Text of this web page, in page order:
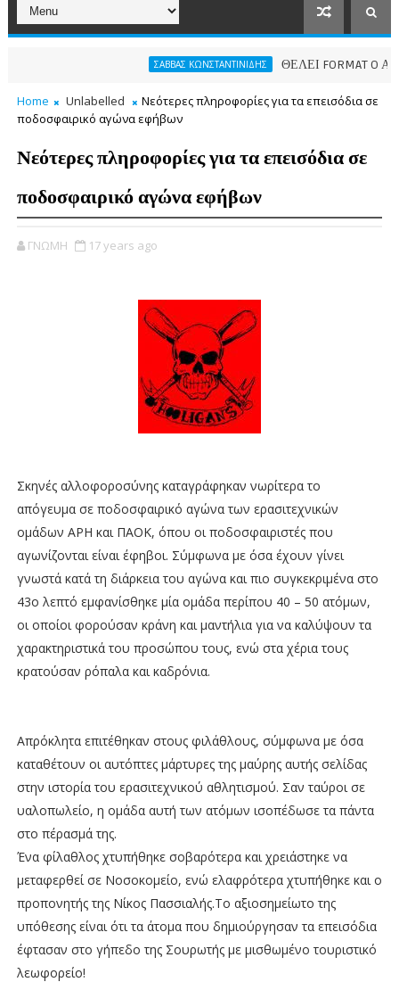
ΣΑΒΒΑΣ ΚΩΝΣΤΑΝΤΙΝΙΔΗΣ ΘΕΛΕΙ FORMAT O ΑΡΗΣ
Home Unlabelled
Νεότερες πληροφορίες για τα επεισόδια σε
ποδοσφαιρικό αγώνα εφήβων
Νεότερες πληροφορίες για τα επεισόδια σε
ποδοσφαιρικό αγώνα εφήβων
ΓΝΩΜΗ 17 years ago
Σκηνές αλλοφοροσύνης καταγράφηκαν νωρίτερα το
απόγευμα σε ποδοσφαιρικό αγώνα των ερασιτεχνικών
ομάδων ΑΡΗ και ΠΑΟΚ, όπου οι ποδοσφαιριστές που
αγωνίζονται είναι έφηβοι. Σύμφωνα με όσα έχουν γίνει
γνωστά κατά τη διάρκεια του αγώνα και πιο συγκεκριμένα στο
43ο λεπτό εμφανίσθηκε μία ομάδα περίπου 40 – 50 ατόμων,
οι οποίοι φορούσαν κράνη και μαντήλια για να καλύψουν τα
χαρακτηριστικά του προσώπου τους, ενώ στα χέρια τους
κρατούσαν ρόπαλα και καδρόνια.
Απρόκλητα επιτέθηκαν στους φιλάθλους, σύμφωνα με όσα
καταθέτουν οι αυτόπτες μάρτυρες της μαύρης αυτής σελίδας
στην ιστορία του ερασιτεχνικού αθλητισμού. Σαν ταύροι σε
υαλοπωλείο, η ομάδα αυτή των ατόμων ισοπέδωσε τα πάντα
στο πέρασμά της.
Ένα φίλαθλος χτυπήθηκε σοβαρότερα και χρειάστηκε να
μεταφερθεί σε Νοσοκομείο, ενώ ελαφρότερα χτυπήθηκε και ο
προπονητής της Νίκος Πασσιαλής.Το αξιοσημείωτο της
υπόθεσης είναι ότι τα άτομα που δημιούργησαν τα επεισόδια
έφτασαν στο γήπεδο της Σουρωτής με μισθωμένο τουριστικό
λεωφορείο!